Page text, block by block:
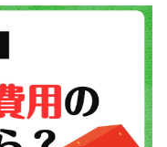
辻行人らクリエイ
議論に
選、黒人女性が優
「賛成」www
首相熊本訪問の感